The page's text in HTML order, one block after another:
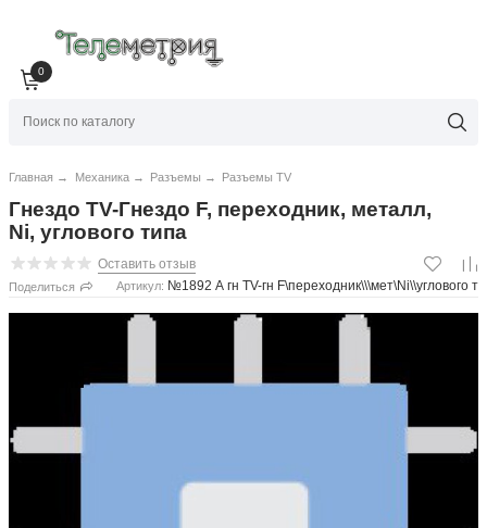
0
Главная → Механика → Разъемы → Разъемы TV
Гнездо TV-Гнездо F, переходник, металл,
Ni, углового типа
Оставить отзыв
Поделиться Артикул: №1892 А гн TV-гн F\переходник\\\мет\Ni\\углового т